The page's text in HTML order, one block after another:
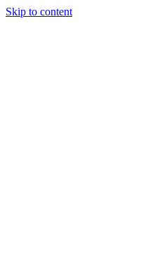
Skip to content